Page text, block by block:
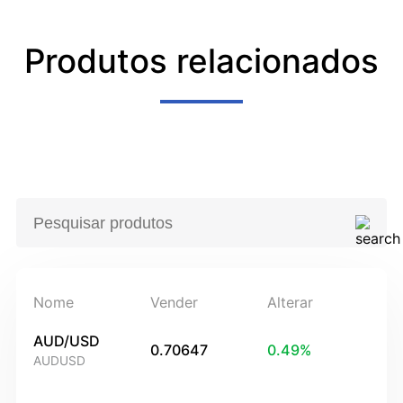
Produtos relacionados
Nome Vender Alterar
AUD/USD
AUDUSD
0.70647 0.49%